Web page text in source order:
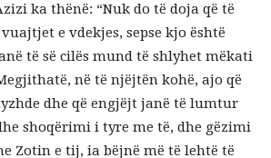
ka thënë: “Nuk do të doja që të
e vdekjes, sepse kjo është
të së cilës mund të shlyhet mëkati
në të njëjtën kohë, ajo që
dhe që engjëjt janë të lumtur
shoqërimi i tyre me të, dhe gëzimi
Zotin e tij, ia bëjnë më të lehtë të